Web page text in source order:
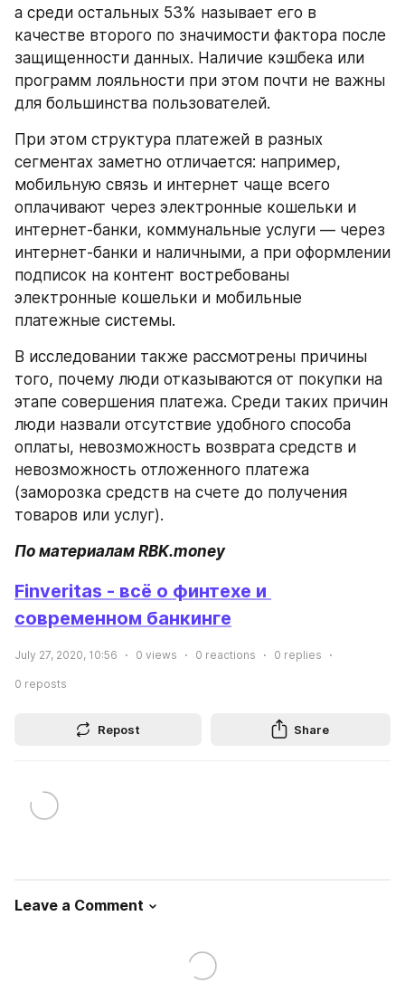
а среди остальных 53% называет его в
качестве второго по значимости фактора после
защищенности данных. Наличие кэшбека или
программ лояльности при этом почти не важны
для большинства пользователей.
При этом структура платежей в разных
сегментах заметно отличается: например,
мобильную связь и интернет чаще всего
оплачивают через электронные кошельки и
интернет-банки, коммунальные услуги ― через
интернет-банки и наличными, а при оформлении
подписок на контент востребованы
электронные кошельки и мобильные
платежные системы.
В исследовании также рассмотрены причины
того, почему люди отказываются от покупки на
этапе совершения платежа. Среди таких причин
люди назвали отсутствие удобного способа
оплаты, невозможность возврата средств и
невозможность отложенного платежа
(заморозка средств на счете до получения
товаров или услуг).
По материалам RBK.money
Finveritas - всё о финтехе и
современном банкинге
July 27, 2020, 10:56 0 views 0 reactions 0 replies
0 reposts
Repost Share
Leave a Comment